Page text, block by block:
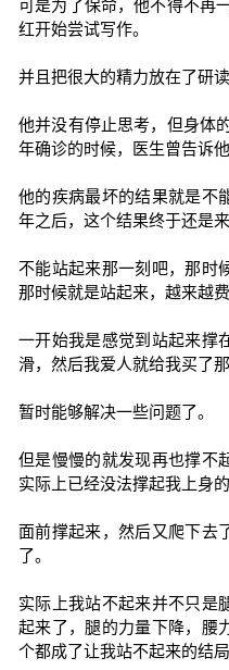
可是为了保命，他不得不再
红开始尝试写作。
并且把很大的精力放在了研
他并没有停止思考，但身体
年确诊的时候，医生曾告诉他
他的疾病最坏的结果就是不
年之后，这个结果终于还是来
不能站起来那一刻吧，那时
那时候就是站起来，越来越费
一开始我是感觉到站起来撑
滑，然后我爱人就给我买了
暂时能够解决一些问题了。
但是慢慢的就发现再也撑不
实际上已经没法撑起我上身的
面前撑起来，然后又爬下去
了。
实际上我站不起来并不只是
起来了，腿的力量下降，腰
个都成了让我站不起来的结局